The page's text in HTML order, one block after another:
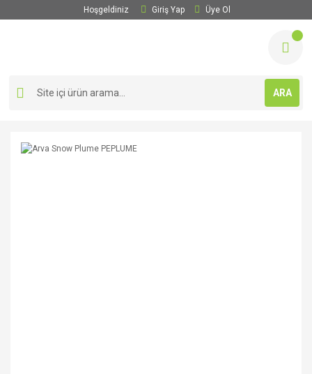
Hoşgeldiniz Giriş Yap Üye Ol
ARA